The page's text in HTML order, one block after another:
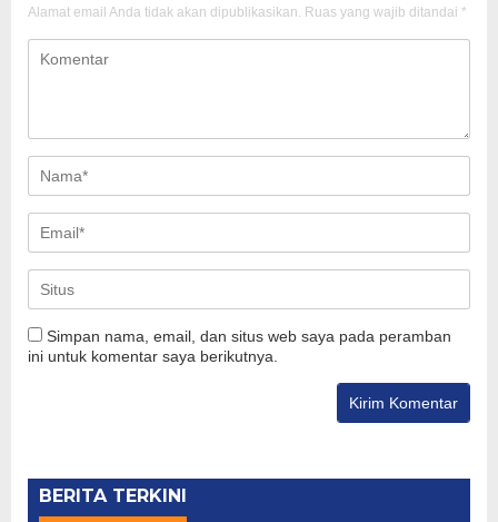
Alamat email Anda tidak akan dipublikasikan. Ruas yang wajib ditandai *
Simpan nama, email, dan situs web saya pada peramban
ini untuk komentar saya berikutnya.
BERITA TERKINI